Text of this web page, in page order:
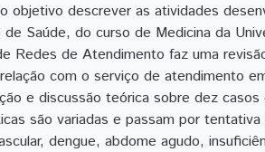
objetivo descrever as atividades
Saúde, do curso de Medicina da
Redes de Atendimento faz uma
com o serviço de atendimento
e discussão teórica sobre dez
são variadas e passam por
dengue, abdome agudo,